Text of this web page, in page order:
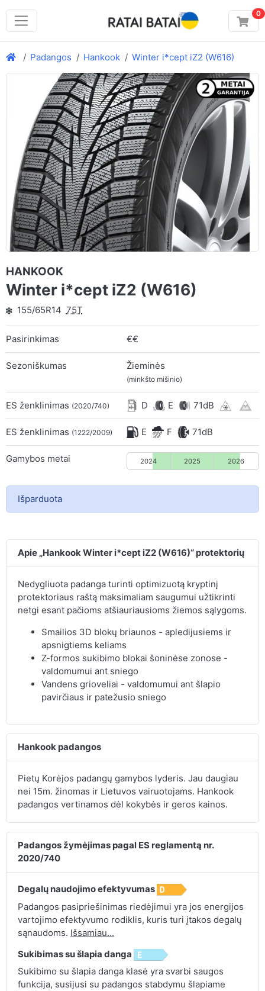
0
Padangos Hankook Winter i*cept iZ2 (W616)
HANKOOK
Winter i*cept iZ2 (W616)
155/65R14 75T
Pasirinkimas €€
Sezoniškumas Žieminės
(minkšto mišinio)
ES ženklinimas (2020/740) D E 71dB
ES ženklinimas (1222/2009) E F 71dB
Gamybos metai 2024 2025 2026
Išparduota
Apie „Hankook Winter i*cept iZ2 (W616)“ protektorių
Nedygliuota padanga turinti optimizuotą kryptinį
protektoriaus raštą maksimaliam saugumui užtikrinti
netgi esant pačioms atšiauriausioms žiemos sąlygoms.
Smailios 3D blokų briaunos - apledijusiems ir
apsnigtiems keliams
Z-formos sukibimo blokai šoninėse zonose -
valdomumui ant sniego
Vandens grioveliai - valdomumui ant šlapio
pavirčiaus ir patežusio sniego
Hankook padangos
Pietų Korėjos padangų gamybos lyderis. Jau daugiau
nei 15m. žinomas ir Lietuvos vairuotojams. Hankook
padangos vertinamos dėl kokybės ir geros kainos.
Padangos žymėjimas pagal ES reglamentą nr.
2020/740
Degalų naudojimo efektyvumas
Padangos pasipriešinimas riedėjimui yra jos energijos
vartojimo efektyvumo rodiklis, kuris turi įtakos degalų
sąnaudoms. Išsamiau...
Sukibimas su šlapia danga
Sukibimo su šlapia danga klasė yra svarbi saugos
funkcija, susijusi su padangos stabdymu šlapiame